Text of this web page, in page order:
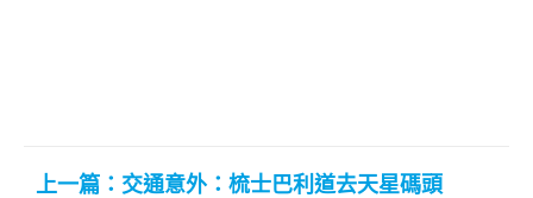
上一篇：交通意外：梳士巴利道去天星碼頭